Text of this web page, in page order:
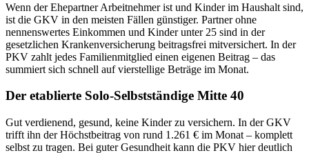
Wenn der Ehepartner Arbeitnehmer ist und Kinder im Haushalt sind,
ist die GKV in den meisten Fällen günstiger. Partner ohne
nennenswertes Einkommen und Kinder unter 25 sind in der
gesetzlichen Krankenversicherung beitragsfrei mitversichert. In der
PKV zahlt jedes Familienmitglied einen eigenen Beitrag – das
summiert sich schnell auf vierstellige Beträge im Monat.
Der etablierte Solo-Selbstständige Mitte 40
Gut verdienend, gesund, keine Kinder zu versichern. In der GKV
trifft ihn der Höchstbeitrag von rund 1.261 € im Monat – komplett
selbst zu tragen. Bei guter Gesundheit kann die PKV hier deutlich